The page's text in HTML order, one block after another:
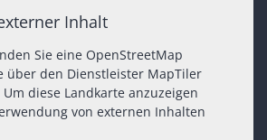
Inhalt
Sie eine OpenStreetMap
über den Dienstleister MapTiler
diese Landkarte anzuzeigen
von externen Inhalten